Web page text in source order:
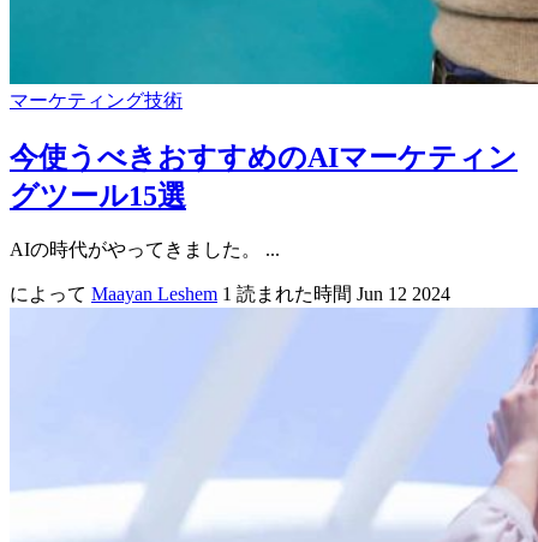
マーケティング技術
今使うべきおすすめのAIマーケティン
グツール15選
AIの時代がやってきました。 ...
によって Maayan Leshem 1 読まれた時間 Jun 12 2024